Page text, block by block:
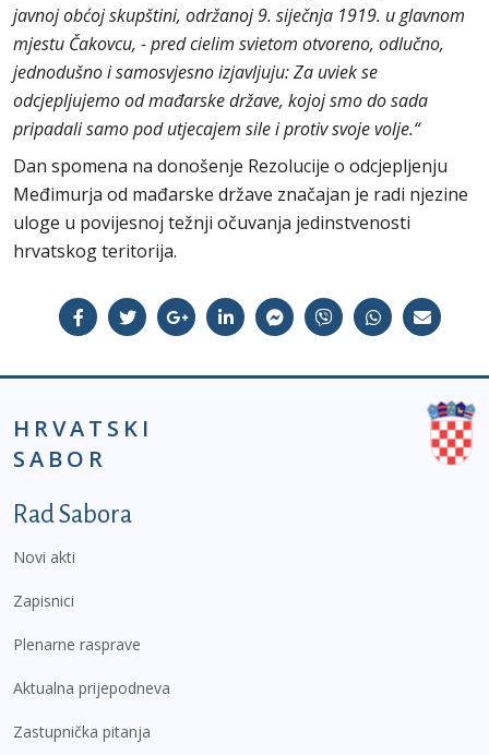
javnoj obćoj skupštini, održanoj 9. siječnja 1919. u glavnom
mjestu Čakovcu, - pred cielim svietom otvoreno, odlučno,
jednodušno i samosvjesno izjavljuju: Za uviek se
odcjepljujemo od mađarske države, kojoj smo do sada
pripadali samo pod utjecajem sile i protiv svoje volje.“
Dan spomena na donošenje Rezolucije o odcjepljenju
Međimurja od mađarske države značajan je radi njezine
uloge u povijesnoj težnji očuvanja jedinstvenosti
hrvatskog teritorija.
HRVATSKI
SABOR
Podnožje prvi izbornik
Rad Sabora
Novi akti
Zapisnici
Plenarne rasprave
Aktualna prijepodneva
Zastupnička pitanja